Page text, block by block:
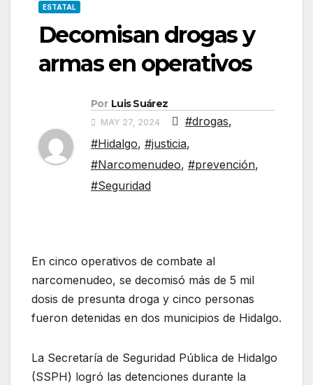
ESTATAL
Decomisan drogas y
armas en operativos
Por Luis Suárez
MAY 27, 2024 #drogas,
#Hidalgo, #justicia,
#Narcomenudeo, #prevención,
#Seguridad
En cinco operativos de combate al
narcomenudeo, se decomisó más de 5 mil
dosis de presunta droga y cinco personas
fueron detenidas en dos municipios de Hidalgo.
La Secretaría de Seguridad Pública de Hidalgo
(SSPH) logró las detenciones durante la